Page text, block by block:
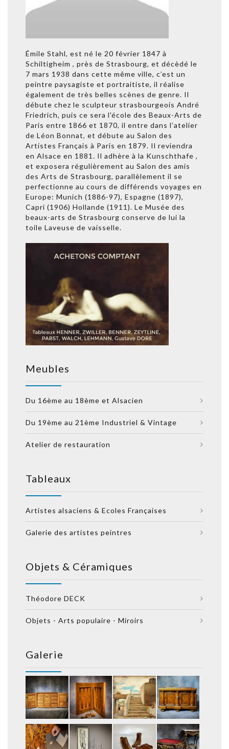
Émile Stahl, est né le 20 février 1847 à
Schiltigheim , près de Strasbourg, et décèdé le
7 mars 1938 dans cette même ville, c’est un
peintre paysagiste et portraitiste, il réalise
également de très belles scènes de genre. Il
débute chez le sculpteur strasbourgeois André
Friedrich, puis ce sera l'école des Beaux-Arts de
Paris entre 1866 et 1870, il entre dans l’atelier
de Léon Bonnat, et débute au Salon des
Artistes Français à Paris en 1879. Il reviendra
en Alsace en 1881. Il adhère à la Kunschthafe ,
et exposera régulièrement au Salon des amis
des Arts de Strasbourg, parallèlement il se
perfectionne au cours de différends voyages en
Europe: Munich (1886-97), Espagne (1897),
Capri (1906) Hollande (1911). Le Musée des
beaux-arts de Strasbourg conserve de lui la
toile Laveuse de vaisselle.
Meubles
Du 16ème au 18ème et Alsacien
Du 19ème au 21ème Industriel & Vintage
Atelier de restauration
Tableaux
Artistes alsaciens & Ecoles Françaises
Galerie des artistes peintres
Objets & Céramiques
Théodore DECK
Objets - Arts populaire - Miroirs
Galerie